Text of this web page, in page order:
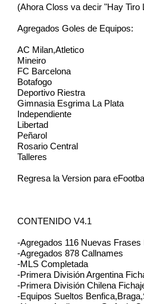
(Ahora Closs va decir "Hay Tiro
Agregados Goles de Equipos:
AC Milan,Atletico
Mineiro
FC Barcelona
Botafogo
Deportivo Riestra
Gimnasia Esgrima La Plata
Independiente
Libertad
Peñarol
Rosario Central
Talleres
Regresa la Version para
CONTENIDO V4.1
-Agregados 116 Nuevas
-Agregados 878 Callnames
-MLS Completada
-Primera División Argentina
-Primera División Chilena
-Equipos Sueltos